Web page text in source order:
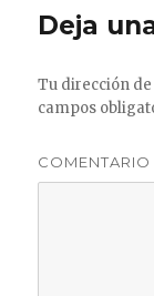
Deja
Tu dirección
campos
COMENTARIO